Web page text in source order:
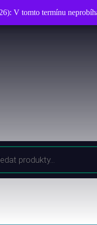
V tomto termínu
V tomto termínu